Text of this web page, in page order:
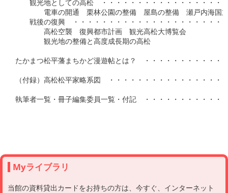
観光地としての高松　・・・・・・・・・・・・・・・・・
電車の開通　栗林公園の整備　屋島の整備　瀬戸内海国
戦後の復興　・・・・・・・・・・・・・・・・・・・・・
高松空襲　復興都市計画　観光高松大博覧会
観光地の整備と高度成長期の高松
たかまつ松平藩まちかど漫遊帖とは？　・・・・・・・・・・・
（付録）高松松平家略系図　・・・・・・・・・・・・・・・・
執筆者一覧・冊子編集委員一覧・付記　・・・・・・・・・・・
Myライブラリ
当館の資料貸出カードをお持ちの方は、今すぐ、インターネット